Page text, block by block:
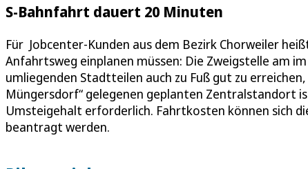
S-Bahnfahrt dauert 20 Minuten
Für Jobcenter-Kunden aus dem Bezirk Chorweiler
Anfahrtsweg einplanen müssen: Die Zweigstelle am
umliegenden Stadtteilen auch zu Fuß gut zu
Müngersdorf“ gelegenen geplanten Zentralstandort
Umsteigehalt erforderlich. Fahrtkosten können sich
beantragt werden.